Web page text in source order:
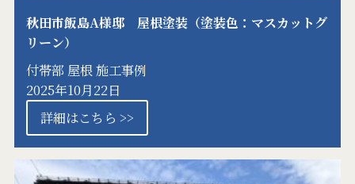
秋田市飯島A様邸 屋根塗装（塗装色：マスカットグ
リーン）
付帯部 屋根 施工事例
2025年10月22日
詳細はこちら >>